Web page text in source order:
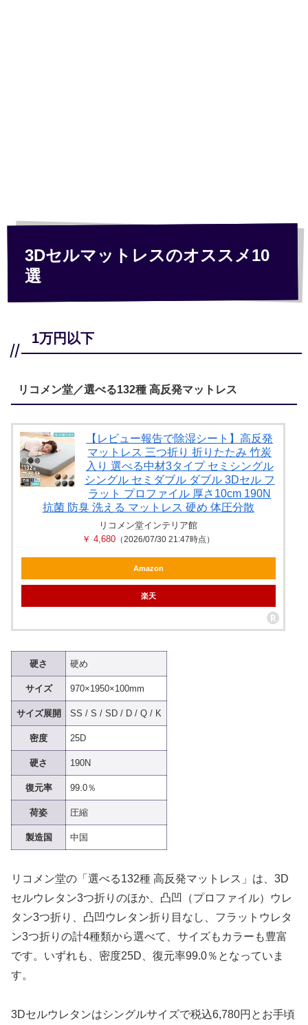
3Dセルマットレスのオススメ10
選
1万円以下
リコメン堂／選べる132種 高反発マットレス
【レビュー報告で除湿シート】高反発
マットレス 三つ折り 折りたたみ 竹炭
入り 選べる中材3タイプ セミシングル
シングル セミダブル ダブル 3Dセル フ
ラット プロファイル 厚さ10cm 190N
抗菌 防臭 洗える マットレス 硬め 体圧分散
リコメン堂インテリア館
￥ 4,680 （2026/07/30 21:47時点）
Amazon
楽天
硬さ 硬め
サイズ 970×1950×100mm
サイズ展開 SS / S / SD / D / Q / K
密度 25D
硬さ 190N
復元率 99.0％
荷姿 圧縮
製造国 中国
リコメン堂の「選べる132種 高反発マットレス」は、3D
セルウレタン3つ折りのほか、凸凹（プロファイル）ウレ
タン3つ折り、凸凹ウレタン折り目なし、フラットウレタ
ン3つ折りの計4種類から選べて、サイズもカラーも豊富
です。いずれも、密度25D、復元率99.0％となっていま
す。
3Dセルウレタンはシングルサイズで税込6,780円とお手頃